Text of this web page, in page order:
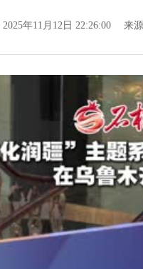
2025年11月12日 22:26:00 来